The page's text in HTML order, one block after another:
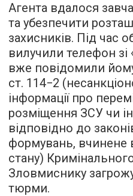
Агента вдалося
та убезпечити
захисників. Під час
вилучили телефон
вже повідомили
ст. 114−2
інформації про
розміщення ЗСУ чи
відповідно до
формувань, вчинене
стану)
Зловмиснику
тюрми.